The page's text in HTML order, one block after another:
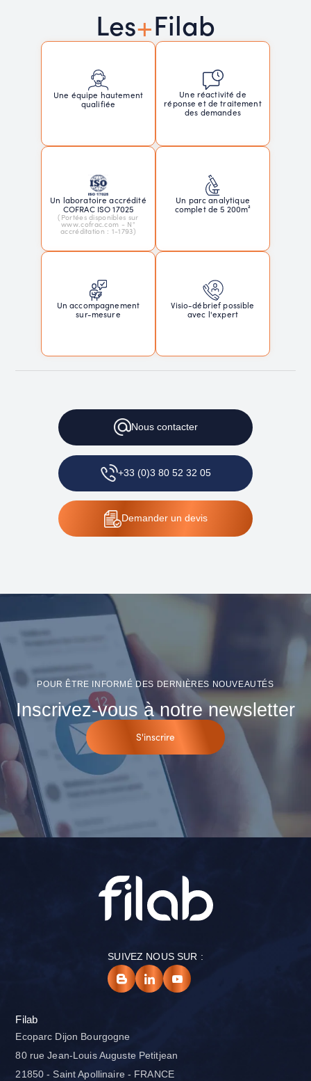
Les+Filab
Une équipe hautement
qualifiée
Une réactivité de
réponse et de traitement
des demandes
Un laboratoire accrédité
COFRAC ISO 17025
(Portées disponibles sur
www.cofrac.com - N°
accréditation : 1-1793)
Un parc analytique
complet de 5 200m²
Un accompagnement
sur-mesure
Visio-débrief possible
avec l'expert
Nouscontacter
+33 (0)3 80 52 32 05
Demanderun devis
POUR ÊTRE INFORMÉ DES DERNIÈRES NOUVEAUTÉS
Inscrivez-vous à notre newsletter
S'inscrire
SUIVEZ NOUS SUR :
Filab
Ecoparc Dijon Bourgogne
80 rue Jean-Louis Auguste Petitjean
21850 - Saint Apollinaire - FRANCE